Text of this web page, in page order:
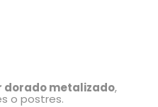
dorado metalizado,
o postres.